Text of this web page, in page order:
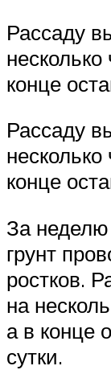
Рассаду
конце
Рассаду
конце
За
грунт
ростков.
на
а в конце
сутки.